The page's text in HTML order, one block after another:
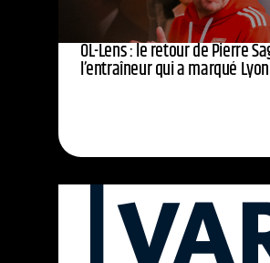
OL-Lens : le retour de Pierre
l’entraîneur qui a marqué Lyon